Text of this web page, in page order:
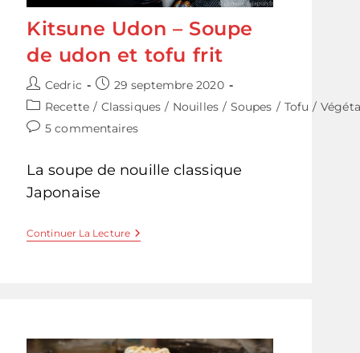
Kitsune Udon – Soupe
de udon et tofu frit
Auteur/autrice
de
la
publication :
Cedric
Publication
publiée :
29 septembre 2020
Post
category:
Recette / Classiques / Nouilles / Soupes / Tofu /
Commentaires
publication :
5 commentaires
La soupe de nouille classique
Japonaise
Continuer La LectureKitsune
Udon
Frit